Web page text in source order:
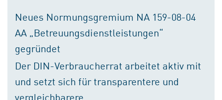
Neues Normungsgremium NA 159-08-04
AA „Betreuungsdienstleistungen“
gegründet
Der DIN-Verbraucherrat arbeitet aktiv mit
und setzt sich für transparentere und
vergleichbarere